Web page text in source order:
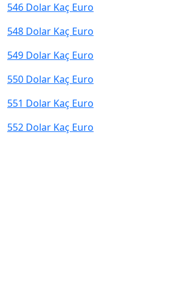
546 Dolar Kaç Euro
548 Dolar Kaç Euro
549 Dolar Kaç Euro
550 Dolar Kaç Euro
551 Dolar Kaç Euro
552 Dolar Kaç Euro